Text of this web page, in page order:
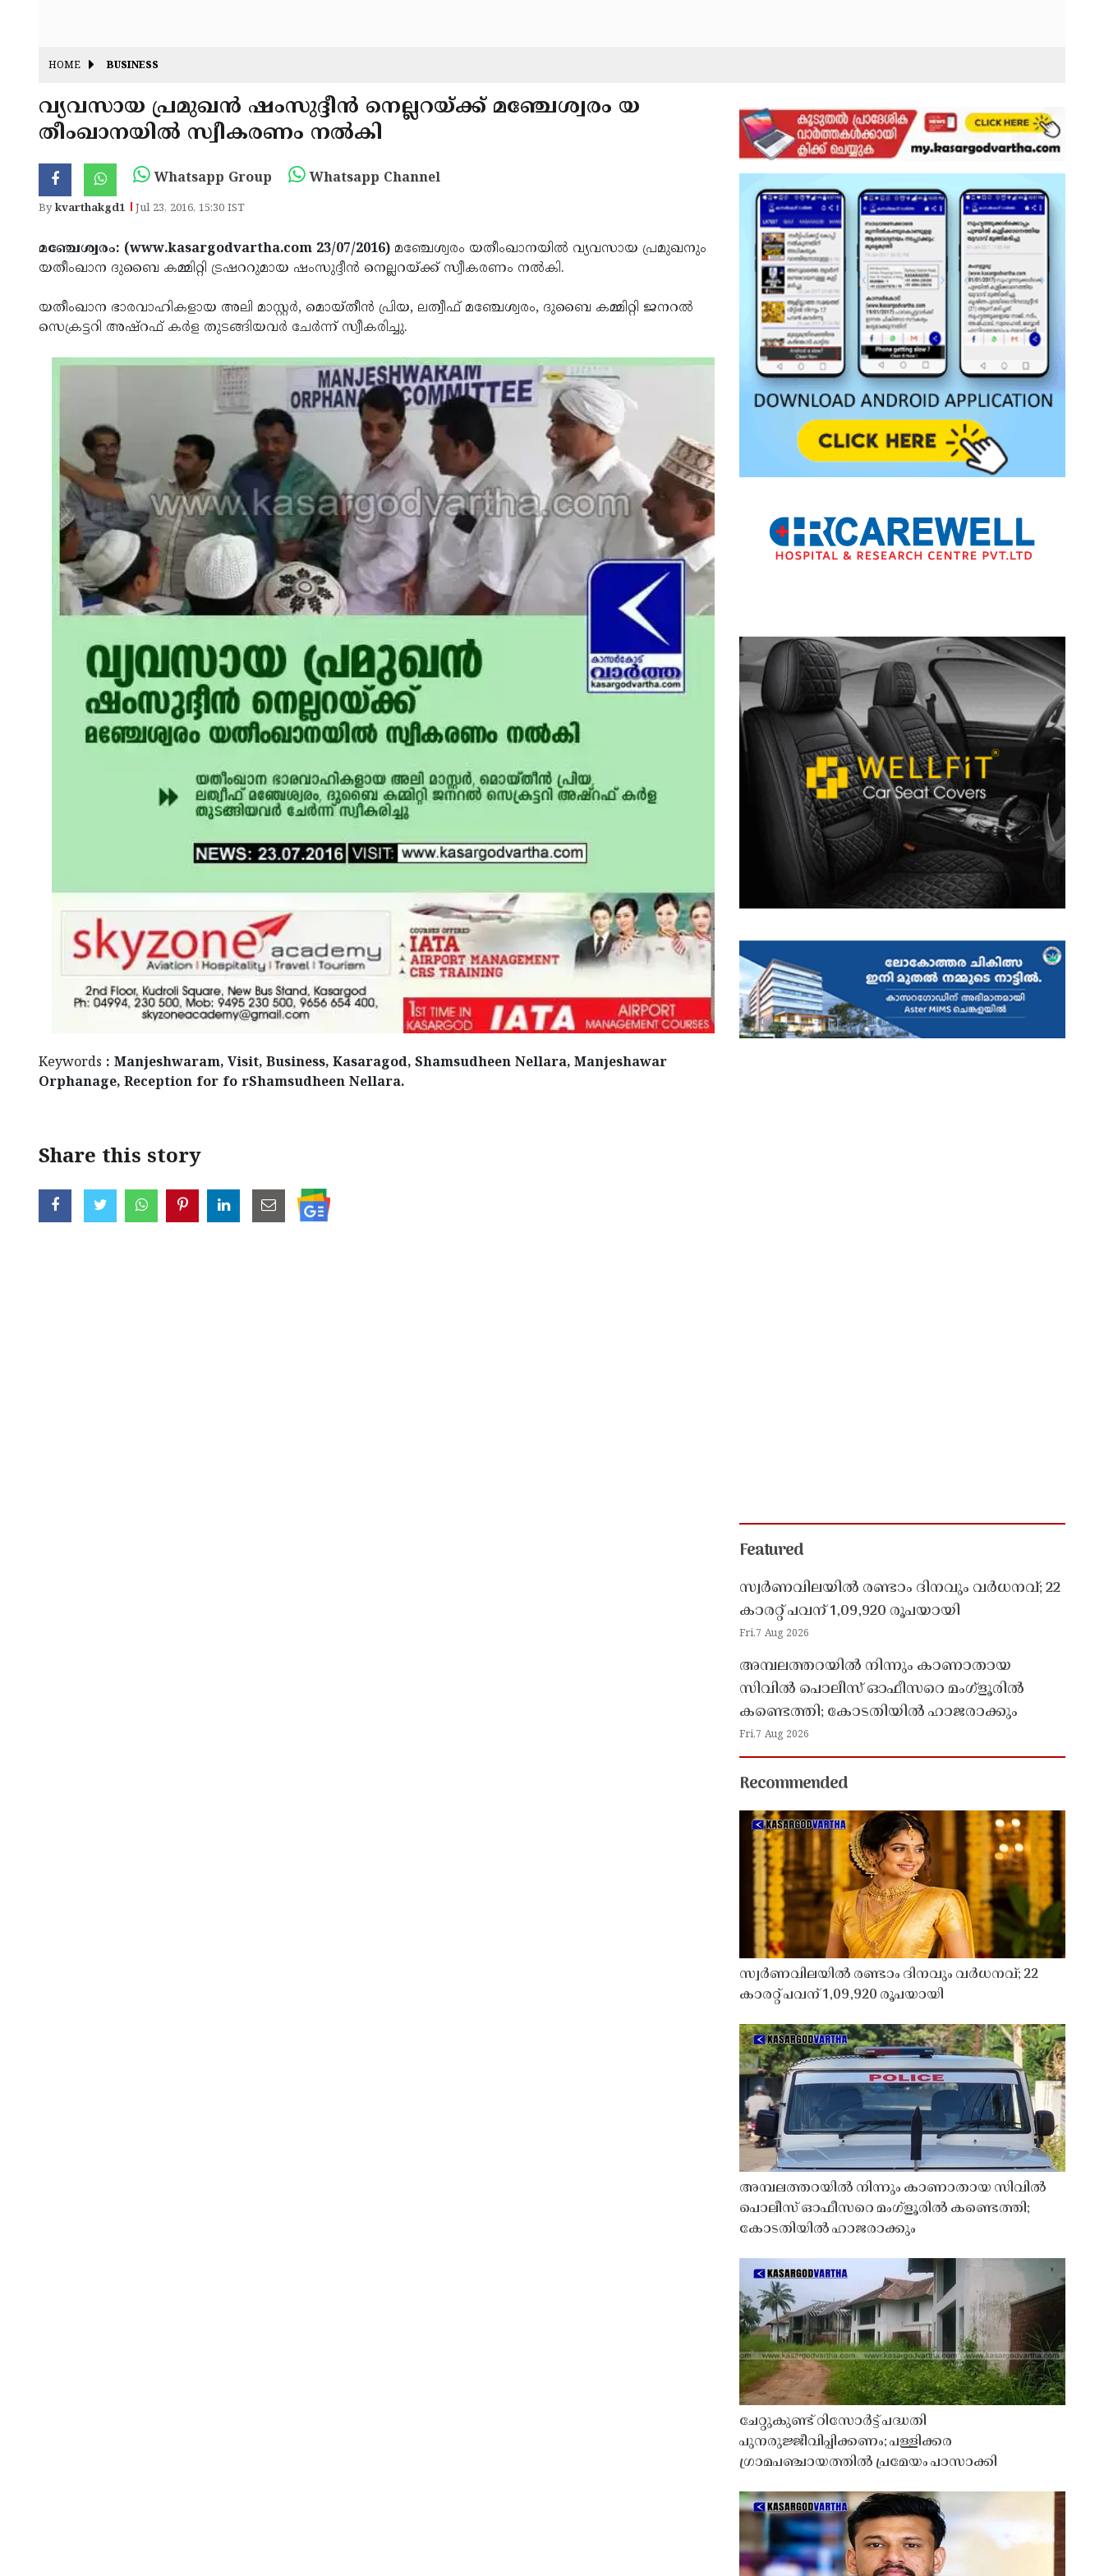
HOME BUSINESS
വ്യവസായ പ്രമുഖന്‍ ഷംസുദ്ദീന്‍ നെല്ലറയ്ക്ക് മഞ്ചേശ്വരം യ
തീംഖാനയില്‍ സ്വീകരണം നല്‍കി
Whatsapp Group Whatsapp Channel
Bykvarthakgd1 Jul 23, 2016, 15:30 IST
മഞ്ചേശ്വരം: (www.kasargodvartha.com 23/07/2016) മഞ്ചേശ്വരം യതീംഖാനയില്‍ വ്യവസായ പ്രമുഖനും
യതീംഖാന ദുബൈ കമ്മിറ്റി ട്രഷററുമായ ഷംസുദ്ദീന്‍ നെല്ലറയ്ക്ക് സ്വീകരണം നല്‍കി.
യതീംഖാന ഭാരവാഹികളായ അലി മാസ്റ്റര്‍, മൊയ്തീന്‍ പ്രിയ, ലത്വീഫ് മഞ്ചേശ്വരം, ദുബൈ കമ്മിറ്റി ജനറല്‍
സെക്രട്ടറി അഷ്‌റഫ് കര്‍ള തുടങ്ങിയവര്‍ ചേര്‍ന്ന് സ്വീകരിച്ചു.
Keywords : Manjeshwaram, Visit, Business, Kasaragod, Shamsudheen Nellara, Manjeshawar
Orphanage, Reception for fo rShamsudheen Nellara.
Share this story
Featured
സ്വർണവിലയിൽ രണ്ടാം ദിനവും വർധനവ്; 22
കാരറ്റ് പവന് 1,09,920 രൂപയായി
Fri,7 Aug 2026
അമ്പലത്തറയിൽ നിന്നും കാണാതായ
സിവിൽ പൊലീസ് ഓഫീസറെ മംഗ്ളൂരിൽ
കണ്ടെത്തി; കോടതിയിൽ ഹാജരാക്കും
Fri,7 Aug 2026
Recommended
സ്വർണവിലയിൽ രണ്ടാം ദിനവും വർധനവ്; 22
കാരറ്റ് പവന് 1,09,920 രൂപയായി
അമ്പലത്തറയിൽ നിന്നും കാണാതായ സിവിൽ
പൊലീസ് ഓഫീസറെ മംഗ്ളൂരിൽ കണ്ടെത്തി;
കോടതിയിൽ ഹാജരാക്കും
ചേറ്റുകുണ്ട് റിസോർട്ട് പദ്ധതി
പുനരുജ്ജീവിപ്പിക്കണം; പള്ളിക്കര
ഗ്രാമപഞ്ചായത്തിൽ പ്രമേയം പാസാക്കി